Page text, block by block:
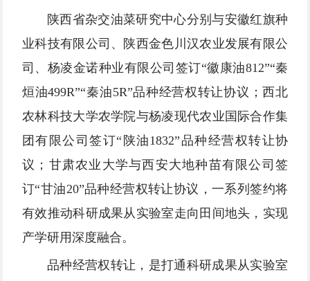
陕西省杂交油菜研究中心分别与安徽红旗种
业科技有限公司、陕西金色川汉农业发展有限公
司、杨凌金诺种业有限公司签订“徽康油812”“秦
烜油499R”“秦油5R”品种经营权转让协议；西北
农林科技大学农学院与杨凌现代农业国际合作集
团有限公司签订“陕油1832”品种经营权转让协
议；甘肃农业大学与西安大地种苗有限公司签
订“甘油20”品种经营权转让协议，一系列签约将
有效推动科研成果从实验室走向田间地头，实现
产学研用深度融合。
品种经营权转让，是打通科研成果从实验室